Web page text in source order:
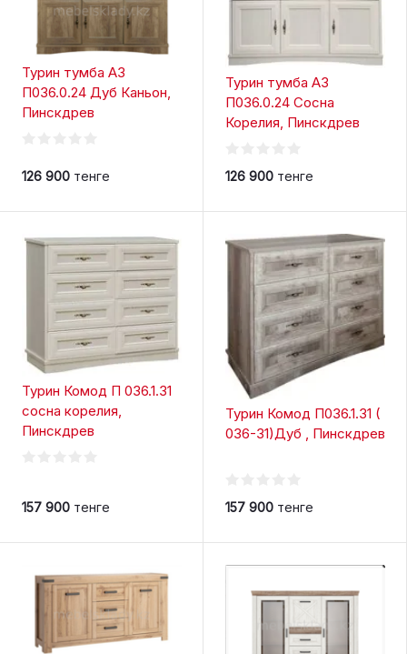
Турин тумба А3
П036.0.24 Дуб Каньон,
Пинскдрев
126 900 тенге
Турин тумба А3
П036.0.24 Сосна
Корелия, Пинскдрев
126 900 тенге
Турин Комод П 036.1.31
сосна корелия,
Пинскдрев
157 900 тенге
Турин Комод П036.1.31 (
036-31)Дуб , Пинскдрев
157 900 тенге